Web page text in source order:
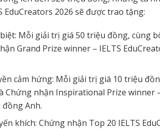
EduCreators 2026 sẽ được trao tặng:
Mỗi giải trị giá 50 triệu đồng, cùng
Grand Prize winner – IELTS
cảm hứng: Mỗi giải trị giá 10 triệu
Chứng nhận Inspirational Prize winner
Anh.
khích: Chứng nhận Top 20 IELTS